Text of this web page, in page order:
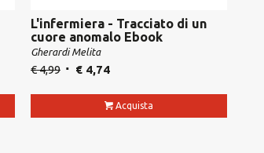
L'infermiera - Tracciato di un
cuore anomalo Ebook
Gherardi Melita
€4,99 €4,74
Acquista